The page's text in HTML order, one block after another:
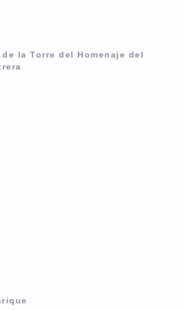
la Torre del Homenaje del